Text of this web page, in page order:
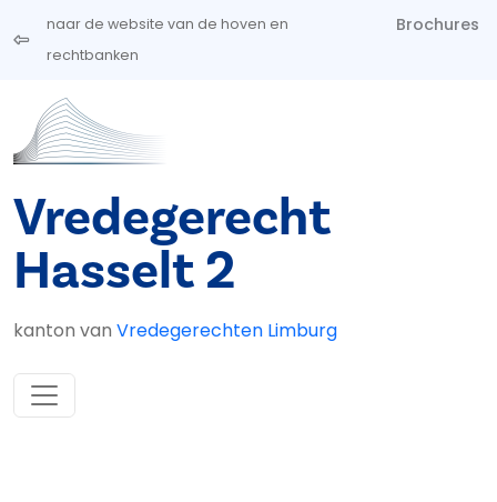
Overslaan en naar de inhoud gaan
naar de website van de hoven en
rechtbanken
Brochures
Vredegerecht
Hasselt 2
kanton van Vredegerechten Limburg